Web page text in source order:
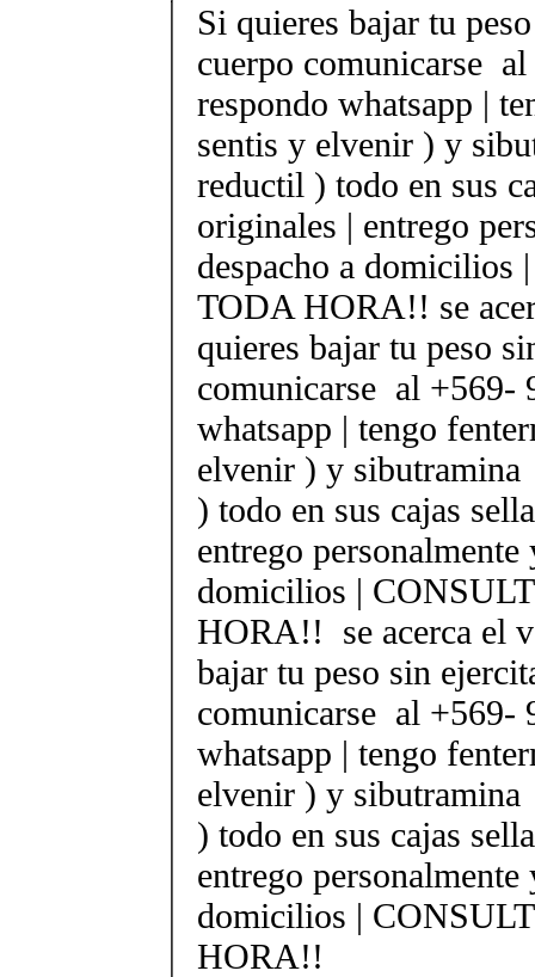
Si quieres bajar tu
cuerpo comunicarse
respondo whatsapp |
sentis y elvenir ) y
reductil ) todo en sus
originales | entrego
despacho a domicilios
TODA HORA!! se
quieres bajar tu peso
comunicarse al +569-
whatsapp | tengo
elvenir ) y
) todo en sus cajas
entrego personalmente
domicilios |
HORA!! se acerca el
bajar tu peso sin
comunicarse al +569-
whatsapp | tengo
elvenir ) y
) todo en sus cajas
entrego personalmente
domicilios |
HORA!!